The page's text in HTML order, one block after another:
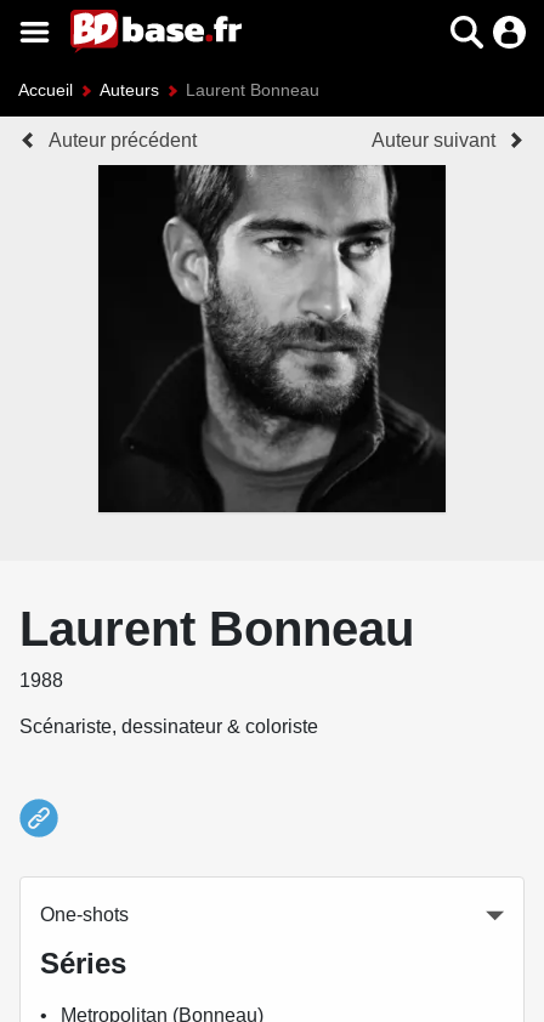
Accueil Auteurs Laurent Bonneau
Auteur précédent Auteur suivant
Laurent Bonneau
1988
Scénariste, dessinateur & coloriste
One-shots
Séries
Metropolitan (Bonneau)